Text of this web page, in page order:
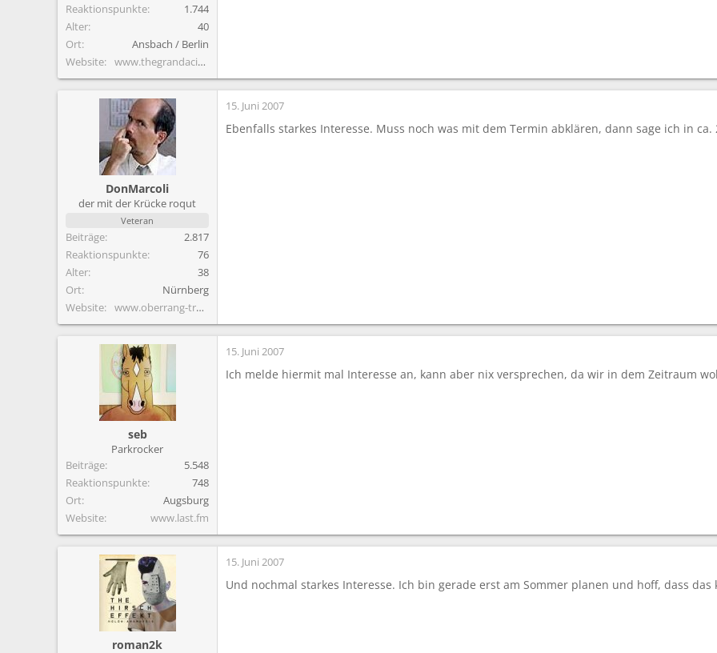
Reaktionspunkte
1.744
Alter
40
Ort
Ansbach / Berlin
Website
www.thegrandacid.com
DonMarcoli
der mit der Krücke roqut
Veteran
Beiträge
2.817
Reaktionspunkte
76
Alter
38
Ort
Nürnberg
Website
www.oberrang-trashers.de
15. Juni 2007
Ebenfalls starkes Interesse. Muss noch was mit dem Termin abklären, dann sage ich in ca.
seb
Parkrocker
Beiträge
5.548
Reaktionspunkte
748
Ort
Augsburg
Website
www.last.fm
15. Juni 2007
Ich melde hiermit mal Interesse an, kann aber nix versprechen, da wir in dem Zeitraum
roman2k
15. Juni 2007
Und nochmal starkes Interesse. Ich bin gerade erst am Sommer planen und hoff, dass das